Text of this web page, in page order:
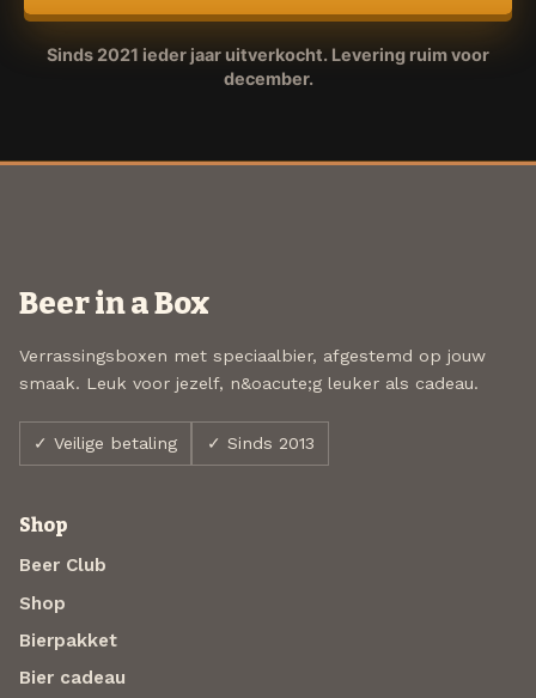
Sinds 2021 ieder jaar uitverkocht. Levering ruim voor
december.
Beer in a Box
Verrassingsboxen met speciaalbier, afgestemd op jouw
smaak. Leuk voor jezelf, n&oacute;g leuker als cadeau.
✓ Veilige betaling ✓ Sinds 2013
Shop
Beer Club
Shop
Bierpakket
Bier cadeau